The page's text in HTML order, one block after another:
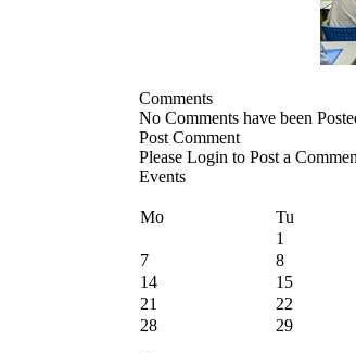
Comments
No Comments have been
Post Comment
Please Login to Post a
Events
Mo
Tu
1
7
8
14
15
21
22
28
29